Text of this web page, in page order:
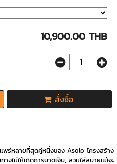
10,900.00 THB
สั่งซื้อ
พร่หลายที่สุดคู่หนึ่งของ Asolo โครงสร้าง
งไม่ให้เกิดการบาดเจ็บ, สวมใส่สบายแม้จะ